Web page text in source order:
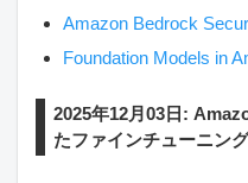
Amazon Bedrock
Foundation Models in
2025年12月03日:
たファインチューニン